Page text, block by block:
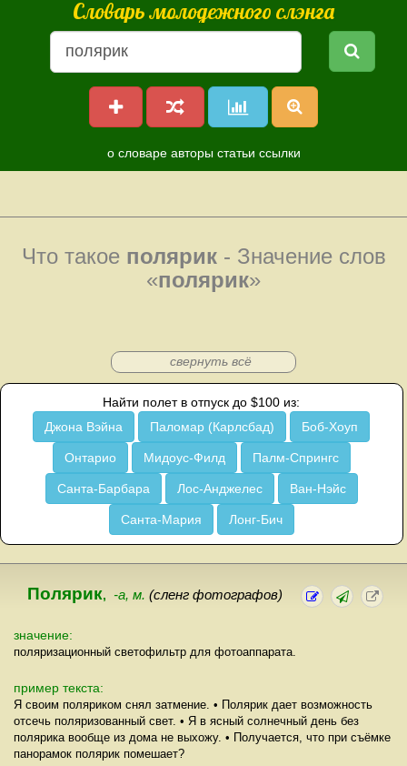
Словарь молодежного слэнга
о словаре авторы статьи ссылки
Что такое полярик- Значение слов
«полярик»
свернуть всё
Найти полет в отпуск до $100 из:
Джона Вэйна
Паломар (Карлсбад) Боб-Хоуп
Онтарио Мидоус-Филд Палм-Спрингс
Санта-Барбара Лос-Анджелес Ван-Нэйс
Санта-Мария Лонг-Бич
Полярик, -а, м. (сленг фотографов)
значение:
поляризационный светофильтр для фотоаппарата.
пример текста:
Я своим поляриком снял затмение. • Полярик дает возможность
отсечь поляризованный свет. • Я в ясный солнечный день без
полярика вообще из дома не выхожу. • Получается, что при съёмке
панорамок полярик помешает?